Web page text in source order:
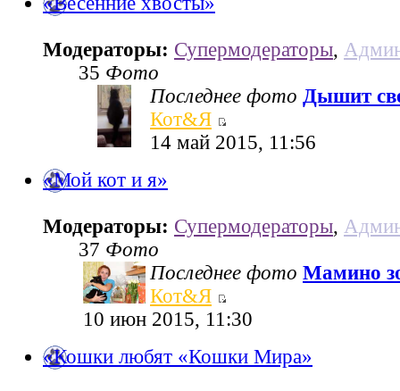
Модераторы: Супермодераторы,
35 Фото
Последнее фото Дышит
Кот&Я
14 май 2015, 11:56
«Мой кот и я»
Модераторы: Супермодераторы,
37 Фото
Последнее фото Мамино
Кот&Я
10 июн 2015, 11:30
«Кошки любят «Кошки Мира»